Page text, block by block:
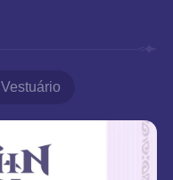
Vestuário